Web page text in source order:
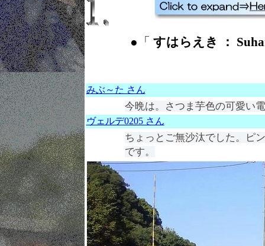
●「 すはらえき ：
みぶ～た さん
今晩は。さつま芋色の可愛い
ヴェルデ0205 さん
ちょっとご無沙汰でした。ピ
です。